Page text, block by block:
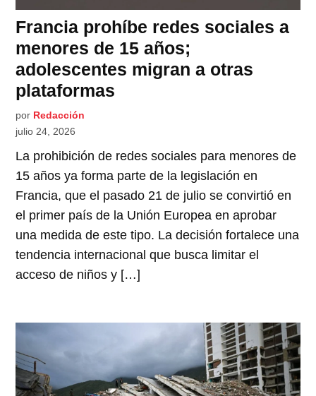
Francia prohíbe redes sociales a
menores de 15 años;
adolescentes migran a otras
plataformas
por Redacción
julio 24, 2026
La prohibición de redes sociales para menores de
15 años ya forma parte de la legislación en
Francia, que el pasado 21 de julio se convirtió en
el primer país de la Unión Europea en aprobar
una medida de este tipo. La decisión fortalece una
tendencia internacional que busca limitar el
acceso de niños y […]